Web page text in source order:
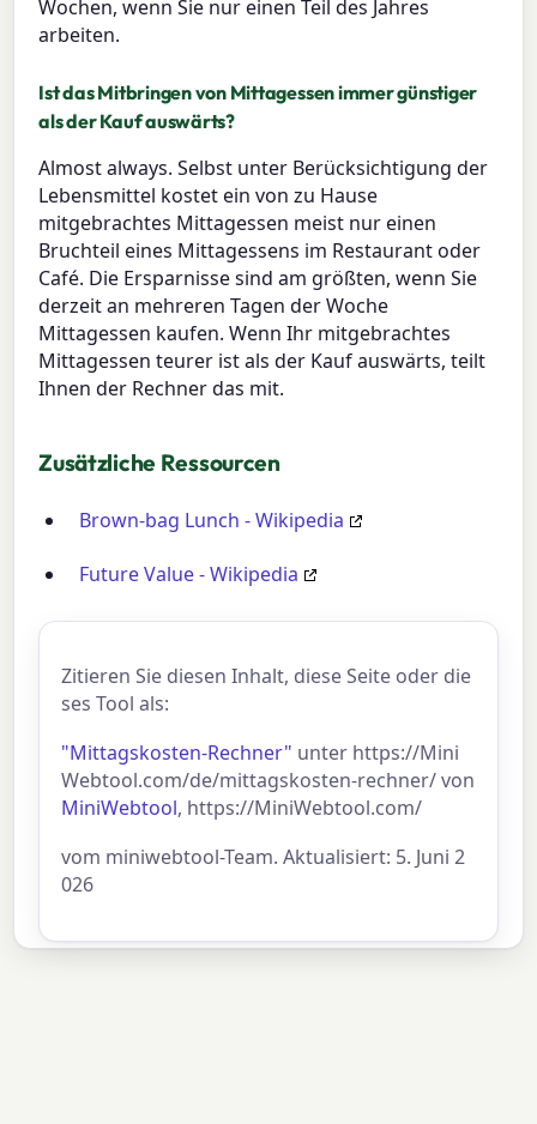
Wochen, wenn Sie nur einen Teil des Jahres
arbeiten.
Ist das Mitbringen von Mittagessen immer günstiger
als der Kauf auswärts?
Almost always. Selbst unter Berücksichtigung der
Lebensmittel kostet ein von zu Hause
mitgebrachtes Mittagessen meist nur einen
Bruchteil eines Mittagessens im Restaurant oder
Café. Die Ersparnisse sind am größten, wenn Sie
derzeit an mehreren Tagen der Woche
Mittagessen kaufen. Wenn Ihr mitgebrachtes
Mittagessen teurer ist als der Kauf auswärts, teilt
Ihnen der Rechner das mit.
Zusätzliche Ressourcen
Brown-bag Lunch - Wikipedia
Future Value - Wikipedia
Zitieren Sie diesen Inhalt, diese Seite oder die
ses Tool als:
"Mittagskosten-Rechner" unter https://Mini
Webtool.com/de/mittagskosten-rechner/ von
MiniWebtool, https://MiniWebtool.com/
vom miniwebtool-Team. Aktualisiert: 5. Juni 2
026